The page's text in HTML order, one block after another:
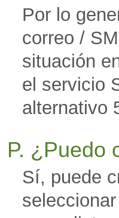
Por lo
correo /
situación
el servicio
alternativo
P. ¿Puedo
Sí, puede